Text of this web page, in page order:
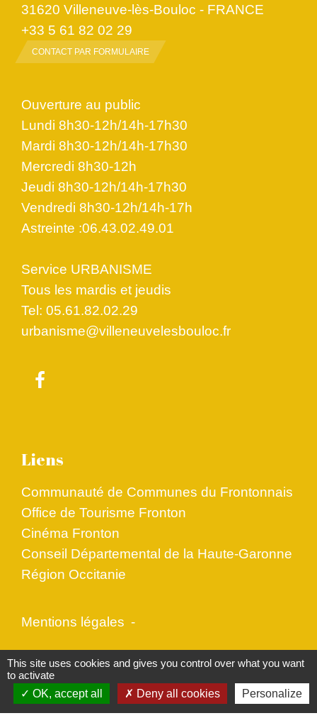
31620 Villeneuve-lès-Bouloc - FRANCE
+33 5 61 82 02 29
CONTACT PAR FORMULAIRE
Ouverture au public
Lundi 8h30-12h/14h-17h30
Mardi 8h30-12h/14h-17h30
Mercredi 8h30-12h
Jeudi 8h30-12h/14h-17h30
Vendredi 8h30-12h/14h-17h
Astreinte :06.43.02.49.01
Service URBANISME
Tous les mardis et jeudis
Tel: 05.61.82.02.29
urbanisme@villeneuvelesbouloc.fr
Liens
Communauté de Communes du Frontonnais
Office de Tourisme Fronton
Cinéma Fronton
Conseil Départemental de la Haute-Garonne
Région Occitanie
Mentions légales -
Politique de confidentialité - Accessibilité -
Plan du site - Gestion des cookies
This site uses cookies and gives you control over what you want
to activate
OK, accept all
Deny all cookies Personalize